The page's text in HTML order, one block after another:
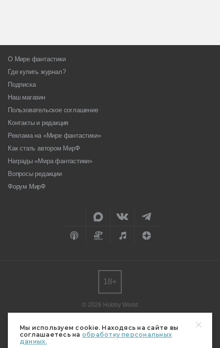
Мы используем cookie. Находясь на сайте вы
соглашаетесь на обработку персональных
данных.
О Мире фантастики
Где купить журнал?
Подписка
Наш магазин
Пользовательское соглашение
Контакты и редакция
Реклама на «Мире фантастики»
Как стать автором МирФ
Награды «Мира фантастики»
Вопросы редакции
Форум МирФ
© 2026 Hobby World
редакции.
Мнение авторов может не совпадать с мнением редакции.
Свидетельство о регистрации СМИ серия Эл № ФС77-82485
18+